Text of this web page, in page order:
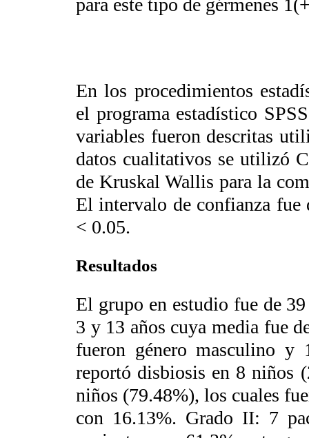
para este tipo de gérmenes
En los procedimientos
el programa estadístico
variables fueron descritas
datos cualitativos se utilizó
de Kruskal Wallis para la
El intervalo de confianza fue
< 0.05.
Resultados
El grupo en estudio fue de
3 y 13 años cuya media fue
fueron género masculino y
reportó disbiosis en 8 niños
niños (79.48%), los cuales
con 16.13%. Grado II: 7